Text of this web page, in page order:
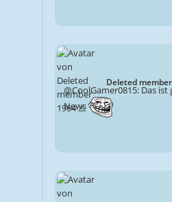
Deleted
@CoolGamer0815: Das
News